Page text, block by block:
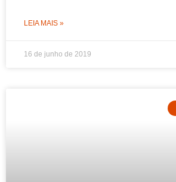
LEIA MAIS »
16 de junho de 2019